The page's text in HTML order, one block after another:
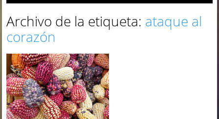
Archivo de la etiqueta: ataque al
corazón